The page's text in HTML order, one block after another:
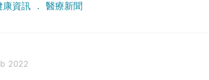
康資訊 醫療新聞
2022